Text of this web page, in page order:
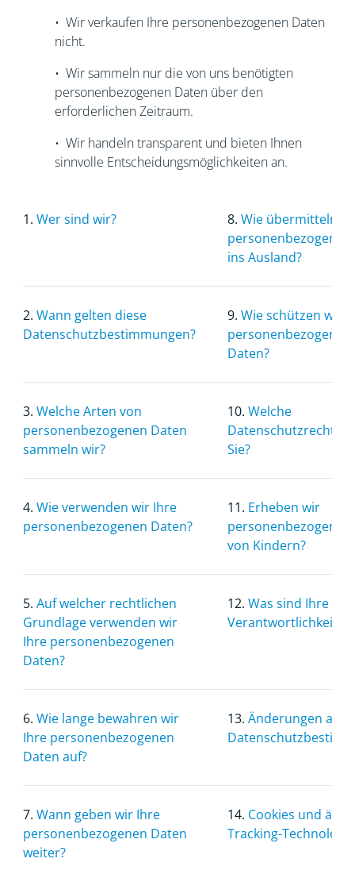
• Wir verkaufen Ihre personenbezogenen Daten
nicht.
• Wir sammeln nur die von uns benötigten
personenbezogenen Daten über den
erforderlichen Zeitraum.
• Wir handeln transparent und bieten Ihnen
sinnvolle Entscheidungsmöglichkeiten an.
1. Wer sind wir? 8. Wie übermitteln
ins Ausland?
2. Wann gelten diese
Datenschutzbestimmungen?
9. Wie schützen wir
personenbezogenen
Daten?
3. Welche Arten von
personenbezogenen Daten
sammeln wir?
10. Welche
Datenschutzrechte
Sie?
4. Wie verwenden wir Ihre
personenbezogenen Daten?
11. Erheben wir
personenbezogene
von Kindern?
5. Auf welcher rechtlichen
Grundlage verwenden wir
Ihre personenbezogenen
Daten?
12. Was sind Ihre
6. Wie lange bewahren wir
Ihre personenbezogenen
Daten auf?
13. Änderungen an
7. Wann geben wir Ihre
personenbezogenen Daten
weiter?
14. Cookies und
Tracking-